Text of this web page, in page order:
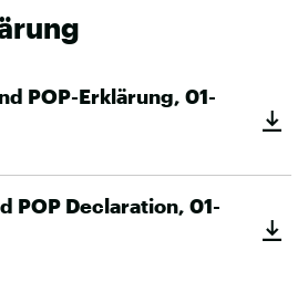
POP-Erklärung, 01-
POP Declaration, 01-